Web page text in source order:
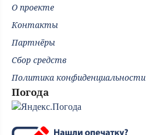
О проекте
Контакты
Партнёры
Сбор средств
Политика конфиденциальности
Погода